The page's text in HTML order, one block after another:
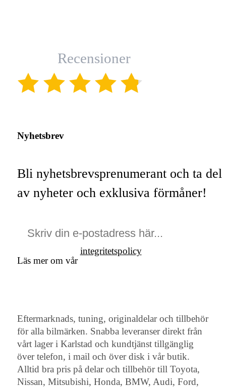
Recensioner
Nyhetsbrev
Bli nyhetsbrevsprenumerant och ta del
av nyheter och exklusiva förmåner!
Läs mer om vår
integritetspolicy
Eftermarknads, tuning, originaldelar och tillbehör
för alla bilmärken. Snabba leveranser direkt från
vårt lager i Karlstad och kundtjänst tillgänglig
över telefon, i mail och över disk i vår butik.
Alltid bra pris på delar och tillbehör till Toyota,
Nissan, Mitsubishi, Honda, BMW, Audi, Ford,